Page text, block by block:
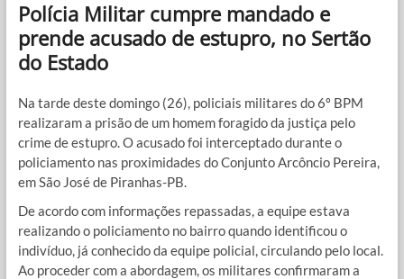
Polícia Militar cumpre mandado e
prende acusado de estupro, no Sertão
do Estado
Na tarde deste domingo (26), policiais militares do 6º BPM
realizaram a prisão de um homem foragido da justiça pelo
crime de estupro. O acusado foi interceptado durante o
policiamento nas proximidades do Conjunto Arcôncio Pereira,
em São José de Piranhas-PB.
De acordo com informações repassadas, a equipe estava
realizando o policiamento no bairro quando identificou o
indivíduo, já conhecido da equipe policial, circulando pelo local.
Ao proceder com a abordagem, os militares confirmaram a